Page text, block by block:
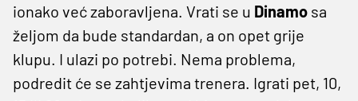
ionako već zaboravljena. Vrati se u Dinamo sa
željom da bude standardan, a on opet grije
klupu. I ulazi po potrebi. Nema problema,
podredit će se zahtjevima trenera. Igrati pet, 10,